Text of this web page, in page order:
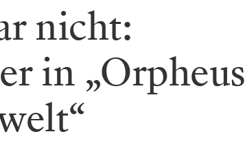
nicht:
in „Orpheus